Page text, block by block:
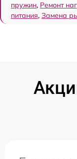
пружин, Ремонт
питания, Замена